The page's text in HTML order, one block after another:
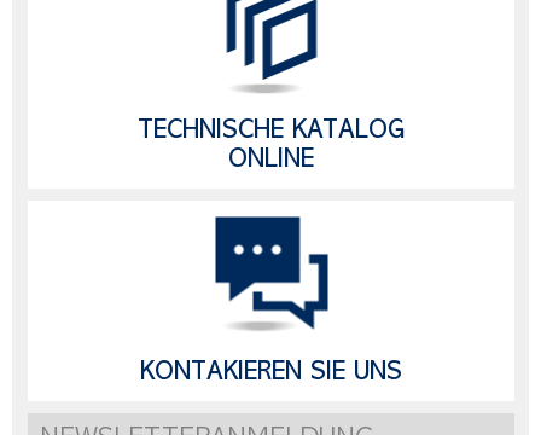
TECHNISCHE KATALOG
ONLINE
KONTAKIEREN SIE UNS